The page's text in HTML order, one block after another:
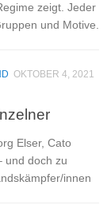
zeigt. Jeder
und Motive.
OKTOBER 4, 2021
Elser, Cato
und doch zu
innen